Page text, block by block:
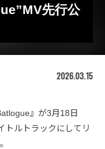
先行公
2026.03.15
』が3月18日
トルトラックにしてリ